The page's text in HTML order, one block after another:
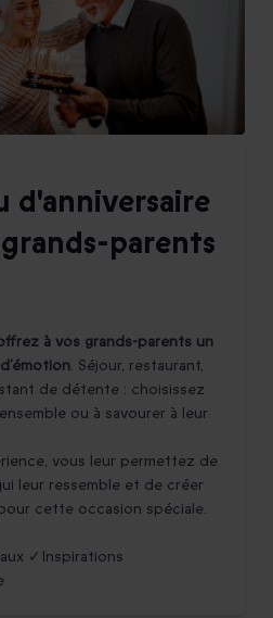
d'anniversaire
parents
à vos grands-parents un
. Séjour, restaurant,
de détente : choisissez
ou à savourer à leur
vous leur permettez de
leur ressemble et de créer
cette occasion spéciale.
✓Inspirations